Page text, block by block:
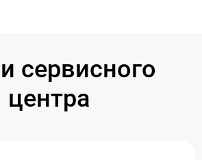
сервисного
центра